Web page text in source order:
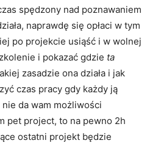
spędzony nad poznawaniem
naprawdę się opłaci w tym
po projekcie usiąść i w wolnej
i pokazać gdzie ta
zasadzie ona działa i jak
czas pracy gdy każdy ją
nie da wam możliwości
pet project, to na pewno 2h
ostatni projekt będzie